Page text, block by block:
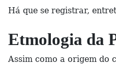
Há que se registrar,
Etmologia da
Assim como a origem do